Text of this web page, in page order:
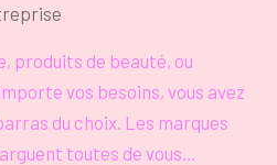
produits de beauté, ou
vos besoins, vous avez
du choix. Les marques
toutes de vous…